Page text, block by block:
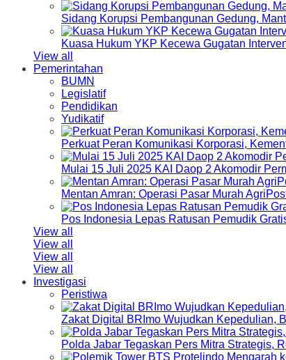
Sidang Korupsi Pembangunan Gedung,
Kuasa Hukum YKP Kecewa Gugatan
View all
Pemerintahan
BUMN
Legislatif
Pendidikan
Yudikatif
Perkuat Peran Komunikasi Korporasi,
Mulai 15 Juli 2025 KAI Daop 2 Akomodir
Mentan Amran: Operasi Pasar Murah
Pos Indonesia Lepas Ratusan Pemudik
View all
View all
View all
View all
Investigasi
Peristiwa
Zakat Digital BRImo Wujudkan Kepedulian,
Polda Jabar Tegaskan Pers Mitra Strategis,